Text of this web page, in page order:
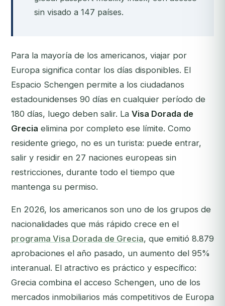
sin visado a 147 países.
Para la mayoría de los americanos, viajar por
Europa significa contar los días disponibles. El
Espacio Schengen permite a los ciudadanos
estadounidenses 90 días en cualquier período de
180 días, luego deben salir. La Visa Dorada de
Grecia elimina por completo ese límite. Como
residente griego, no es un turista: puede entrar,
salir y residir en 27 naciones europeas sin
restricciones, durante todo el tiempo que
mantenga su permiso.
En 2026, los americanos son uno de los grupos de
nacionalidades que más rápido crece en el
programa Visa Dorada de Grecia, que emitió 8.879
aprobaciones el año pasado, un aumento del 95%
interanual. El atractivo es práctico y específico:
Grecia combina el acceso Schengen, uno de los
mercados inmobiliarios más competitivos de Europa